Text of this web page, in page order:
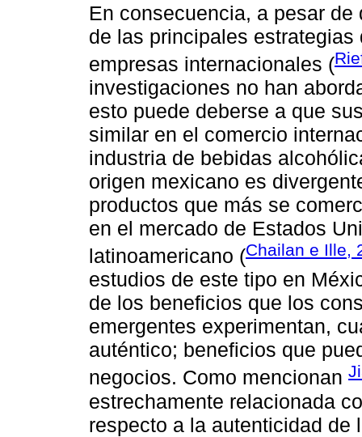
En consecuencia, a pesar
de las principales
empresas internacionales (
investigaciones no han
esto puede deberse a que
similar en el comercio
industria de bebidas
origen mexicano es
productos que más se
en el mercado de Estados
latinoamericano (Chailan e Ille,
estudios de este tipo en
de los beneficios que los
emergentes experimentan,
auténtico; beneficios que
negocios. Como mencionan
estrechamente relacionada
respecto a la autenticidad de